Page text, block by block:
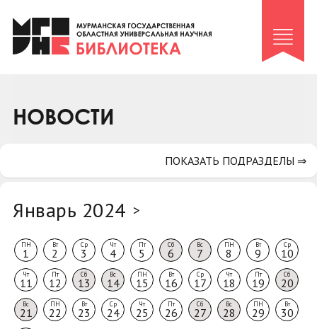
Клуб «Гиря и сельдерей»
Клуб «Семейный архив»
Коллегам
НОВОСТИ
Январь 2024 >
ПН
1
Вт
2
Ср
3
Чт
4
Пт
5
Сб
6
Вс
7
ПН
8
Вт
9
Ср
10
Чт
11
Пт
12
Сб
13
Вс
14
ПН
15
Вт
16
Ср
17
Чт
18
Пт
19
Сб
20
Вс
21
ПН
22
Вт
23
Ср
24
Чт
25
Пт
26
Сб
27
Вс
28
ПН
29
Вт
30
ПОКАЗАТЬ ПОДРАЗДЕЛЫ ⇒